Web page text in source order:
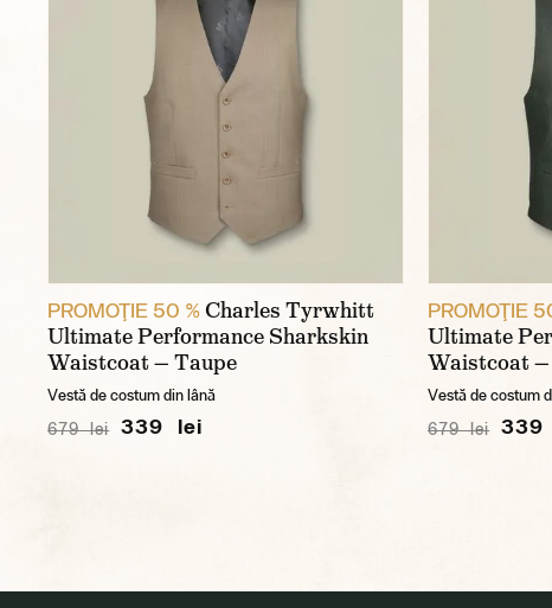
PROMOŢIE 50 %Charles Tyrwhitt
Ultimate Performance Sharkskin
Waistcoat — Taupe
Vestă de costum din lână
679 lei 339 lei
PROMOŢIE
Ultimate
Waistcoat —
Vestă de costum
679 lei 339